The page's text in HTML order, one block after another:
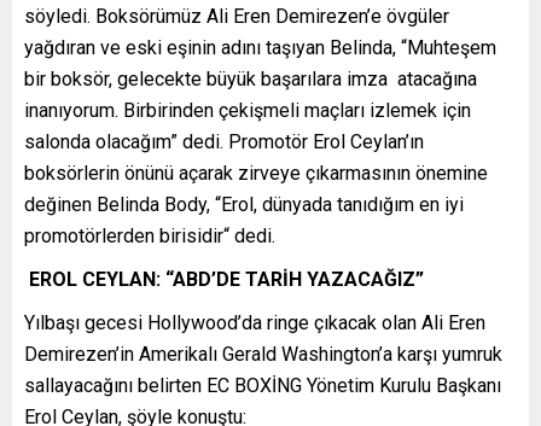
söyledi. Boksörümüz Ali Eren Demirezen’e övgüler
yağdıran ve eski eşinin adını taşıyan Belinda, “Muhteşem
bir boksör, gelecekte büyük başarılara imza atacağına
inanıyorum. Birbirinden çekişmeli maçları izlemek için
salonda olacağım” dedi. Promotör Erol Ceylan’ın
boksörlerin önünü açarak zirveye çıkarmasının önemine
değinen Belinda Body, “Erol, dünyada tanıdığım en iyi
promotörlerden birisidir“ dedi.
EROL CEYLAN: “ABD’DE TARİH YAZACAĞIZ”
Yılbaşı gecesi Hollywood’da ringe çıkacak olan Ali Eren
Demirezen’in Amerikalı Gerald Washington’a karşı yumruk
sallayacağını belirten EC BOXİNG Yönetim Kurulu Başkanı
Erol Ceylan, şöyle konuştu: